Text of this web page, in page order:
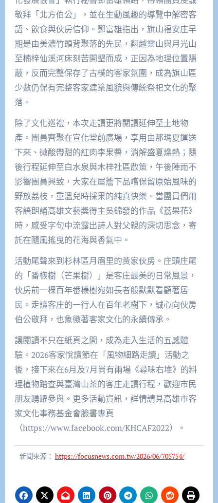
敬拜「北方伯公」，並在生動風趣的導覽中解密客
語、飲食與伙房信仰。鄧富雄指出，旗山福安庄早
期是由美濃竹頭背聚落的先民，翻越靈山與月光山
至楠梓仙溪河床刻苦開墾而成，正因為地理位置隱
蔽，反而完整保存了古樸的客家氛圍，成為旗山區
少數仍保有完整客家建築風貌與傳統祭祀文化的聚
落。
除了文化巡禮，本次走讀更將閱讀延伸至土地物
產。團員齊聚在宣化堂前廣場，享用由那瑪夏運送
下來、微酸帶甜的紅肉李果醬，消解盛夏燥熱；隨
後行程延伸至白水泉與木梓社區散策，午後陣雨不
影響團員興致，大家在屋簷下品嚐保留原始風味的
野放荔枝，重溫兒時採果的純真快樂。當團員們用
客語朗誦高雄文藝獎得主吳錦發的作品《荔果花》
時，感受字句中流露出詩人對父親的深切思念，寄
託在隨風搖曳的花海與香氣中。
活動尾聲來到杉林區月眉里的黃家伙房。庄頭庄尾
的「番檨樹（芒果樹）」是客庄最美的日常風景，
伙房前一棵百年番檨樹宛如長者般默默看顧著居
民。走讀客庄的一行人在百年老樹下，誠心向伙房
伯公敬拜，也象徵著客家文化的永續傳承。
讓閱讀不只在紙頁之間，成為走入生活的五感體
驗。2026客家悅讀節在「風物細路走讀」活動之
後，接下來在6月及7月尚有兩場《尋味右堆》的料
理植物踏查與臺灣山茶的客庄走讀行程，歡迎市民
朋友踴躍參與。更多活動資訊，詳情請見高雄市客
家文化事務基金會臉書專頁
（https://www.facebook.com/KHCAF2022）。
新聞來源： https://focusnews.com.tw/2026/06/705754/